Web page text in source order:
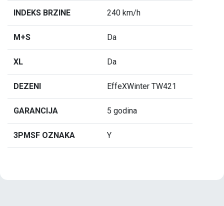
INDEKS BRZINE 240 km/h
M+S Da
XL Da
DEZENI EffeXWinter TW421
GARANCIJA 5 godina
3PMSF OZNAKA Y